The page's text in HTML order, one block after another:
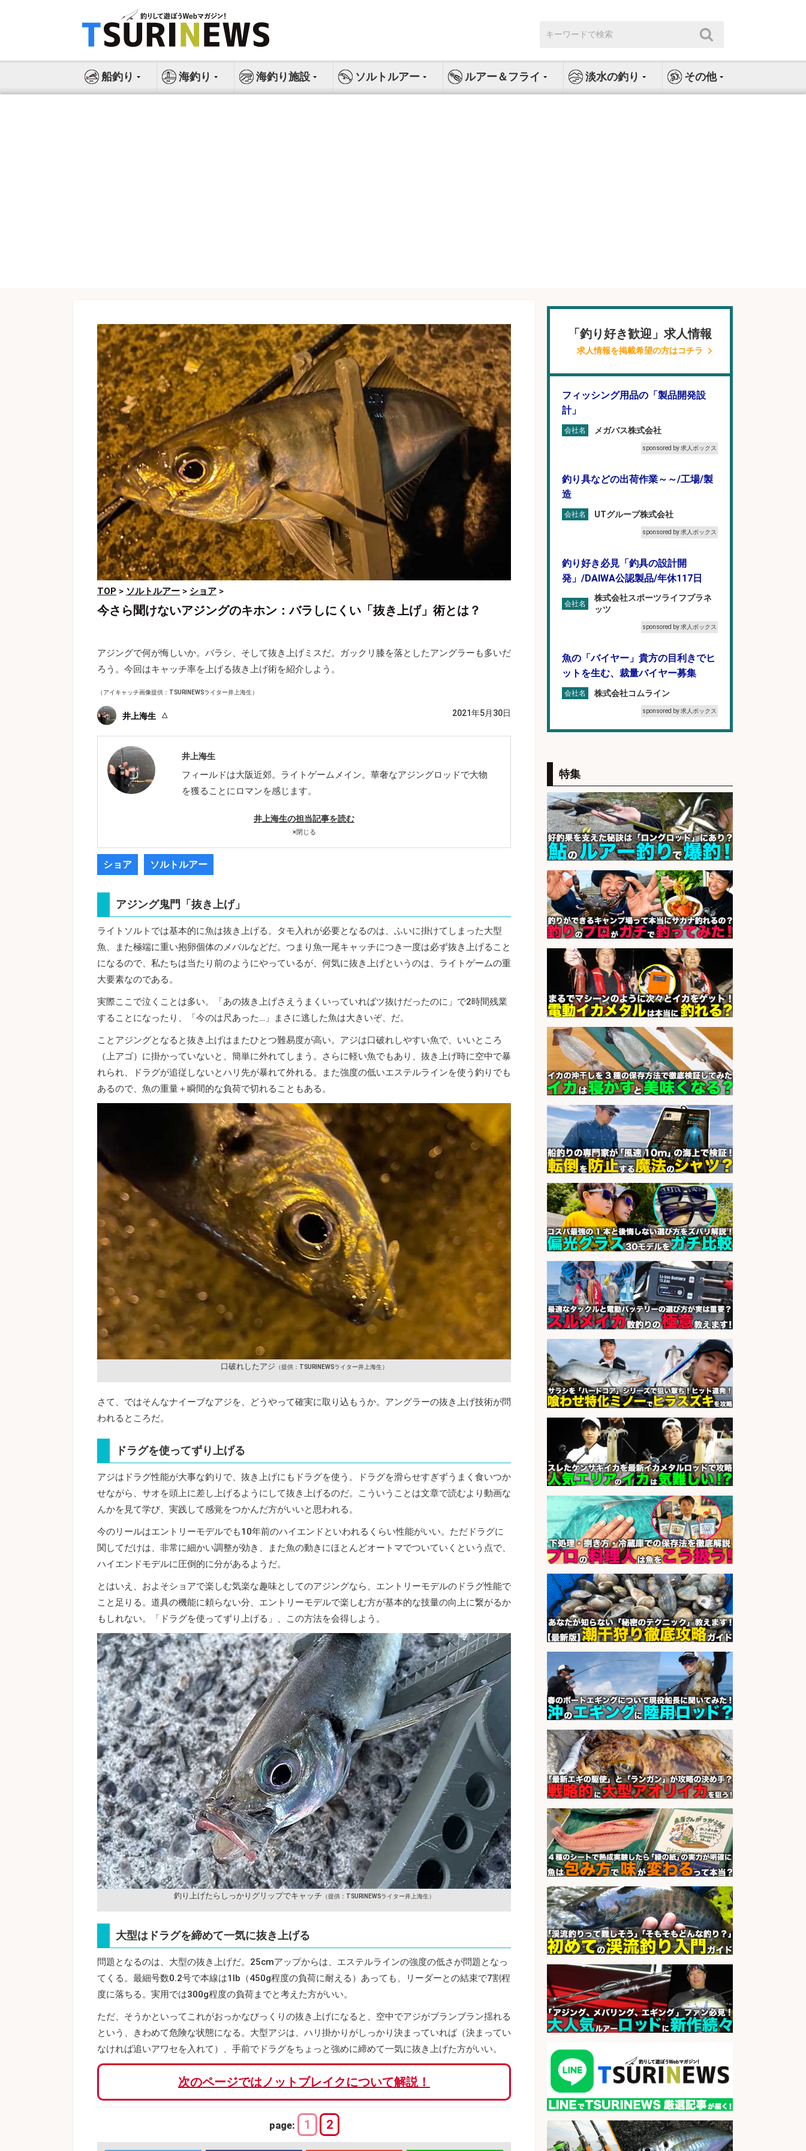
ス
索:
船釣り 海釣り 海釣り施設 ソルトルアー ルアー＆フライ 淡水の釣り その他
TOP > ソルトルアー > ショア >
今さら聞けないアジングのキホン：バラしにくい「抜き上げ」術とは？
アジングで何が悔しいか。バラシ、そして抜き上げミスだ。ガックリ膝を落としたアングラーも多いだ
ろう。今回はキャッチ率を上げる抜き上げ術を紹介しよう。
（アイキャッチ画像提供：TSURINEWSライター井上海生）
井上海生 2021年5月30日
井上海生
フィールドは大阪近郊。ライトゲームメイン。華奢なアジングロッドで大物
を獲ることにロマンを感じます。
井上海生の担当記事を読む
×閉じる
ショア ソルトルアー
アジング鬼門「抜き上げ」
ライトソルトでは基本的に魚は抜き上げる。タモ入れが必要となるのは、ふいに掛けてしまった大型
魚、また極端に重い抱卵個体のメバルなどだ。つまり魚一尾キャッチにつき一度は必ず抜き上げること
になるので、私たちは当たり前のようにやっているが、何気に抜き上げというのは、ライトゲームの重
大要素なのである。
実際ここで泣くことは多い。「あの抜き上げさえうまくいっていればツ抜けだったのに」で2時間残業
することになったり、「今のは尺あった…」まさに逃した魚は大きいぞ、だ。
ことアジングとなると抜き上げはまたひとつ難易度が高い。アジは口破れしやすい魚で、いいところ
（上アゴ）に掛かっていないと、簡単に外れてしまう。さらに軽い魚でもあり、抜き上げ時に空中で暴
れられ、ドラグが追従しないとハリ先が暴れて外れる。また強度の低いエステルラインを使う釣りでも
あるので、魚の重量＋瞬間的な負荷で切れることもある。
口破れしたアジ （提供：TSURINEWSライター井上海生）
さて、ではそんなナイーブなアジを、どうやって確実に取り込もうか。アングラーの抜き上げ技術が問
われるところだ。
ドラグを使ってずり上げる
アジはドラグ性能が大事な釣りで、抜き上げにもドラグを使う。ドラグを滑らせすぎずうまく食いつか
せながら、サオを頭上に差し上げるようにして抜き上げるのだ。こういうことは文章で読むより動画な
んかを見て学び、実践して感覚をつかんだ方がいいと思われる。
今のリールはエントリーモデルでも10年前のハイエンドといわれるくらい性能がいい。ただドラグに
関してだけは、非常に細かい調整が効き、また魚の動きにほとんどオートマでついていくという点で、
ハイエンドモデルに圧倒的に分があるようだ。
とはいえ、およそショアで楽しむ気楽な趣味としてのアジングなら、エントリーモデルのドラグ性能で
こと足りる。道具の機能に頼らない分、エントリーモデルで楽しむ方が基本的な技量の向上に繋がるか
もしれない。「ドラグを使ってずり上げる」、この方法を会得しよう。
釣り上げたらしっかりグリップでキャッチ （提供：TSURINEWSライター井上海生）
大型はドラグを締めて一気に抜き上げる
問題となるのは、大型の抜き上げだ。25cmアップからは、エステルラインの強度の低さが問題となっ
てくる。最細号数0.2号で本線は1lb（450g程度の負荷に耐える）あっても、リーダーとの結束で7割程
度に落ちる。実用では300g程度の負荷までと考えた方がいい。
ただ、そうかといってこれがおっかなびっくりの抜き上げになると、空中でアジがブランブラン揺れる
という、きわめて危険な状態になる。大型アジは、ハリ掛かりがしっかり決まっていれば（決まってい
なければ追いアワセを入れて）、手前でドラグをちょっと強めに締めて一気に抜き上げた方がいい。
次のページではノットブレイクについて解説！
page: 1 2
「釣り好き歓迎」求人情報
求人情報を掲載希望の方はコチラ
フィッシング用品の「製品開発設
計」
会社名 メガバス株式会社
sponsored by 求人ボックス
釣り具などの出荷作業～～/工場/製
造
会社名 UTグループ株式会社
sponsored by 求人ボックス
釣り好き必見「釣具の設計開
発」/DAIWA公認製品/年休117日
会社名
株式会社スポーツライフプラネ
ッツ
sponsored by 求人ボックス
魚の「バイヤー」貴方の目利きでヒ
ットを生む、裁量バイヤー募集
会社名 株式会社コムライン
sponsored by 求人ボックス
ース市場上場
会社名 株式会社フーディソン
sponsored by 求人ボックス
福岡「現場監督」/釣り好き歓迎/残
業10時間/経験者歓迎
会社名 広松久水産株式会社
sponsored by 求人ボックス
EC事業責任者候補/飲食業界向け
SaaS企業「魚ぽち」/東証グロース
市場上場
会社名 株式会社フーディソン
sponsored by 求人ボックス
日払いOKで即日収入/営業事務/沼津
市足高の釣り具メーカーで受注処
理・見積作成の営業事務/服装髪色
ネイル自由・マニュアル完備で未経
験OK&土日祝休み/静岡県/沼津市
会社名
株式会社セイノースタッフサー
ビス
sponsored by 求人ボックス
魚のプロとして活躍食を支える「鮮
会社名 株式会社一号舘
sponsored by 求人ボックス
日払いOKで即日収入/営業事務/「時
給1,425円」沼津市足高の釣り具メ
ーカーで受注処理・見積作成の営業
事務/服装髪色ネイル自由・マニュ
アル完備で未経験OK&土日祝休み/
静岡県/沼津市
会社名
株式会社セイノースタッフサー
ビス
sponsored by 求人ボックス
さらに求人情報を見る
特集